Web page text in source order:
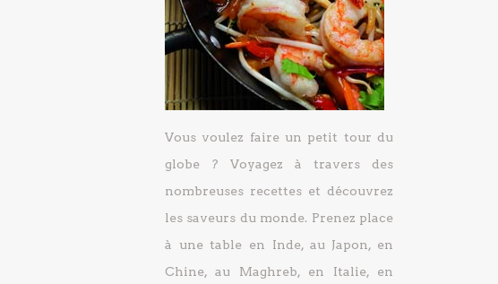
Vous voulez faire un petit tour du
globe ? Voyagez à travers des
nombreuses recettes et découvrez
les saveurs du monde. Prenez place
à une table en Inde, au Japon, en
Chine, au Maghreb, en Italie, en